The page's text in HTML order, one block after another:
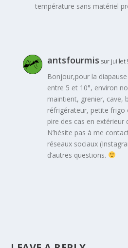
température sans matériel
antsfourmis sur juillet
Bonjour,pour la
entre 5 et 10°, environ
maintient, grenier, cave,
réfrigérateur, petite frigo
pire des cas en extérieur
N’hésite pas à me
réseaux sociaux
d’autres questions.